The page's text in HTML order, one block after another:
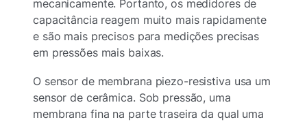
mecanicamente. Portanto, os medidores de
capacitância reagem muito mais rapidamente
e são mais precisos para medições precisas
em pressões mais baixas.
O sensor de membrana piezo-resistiva usa um
sensor de cerâmica. Sob pressão, uma
membrana fina na parte traseira da qual uma